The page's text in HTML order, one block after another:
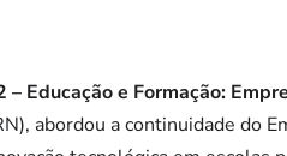
– Educação e Formação:
abordou a continuidade do